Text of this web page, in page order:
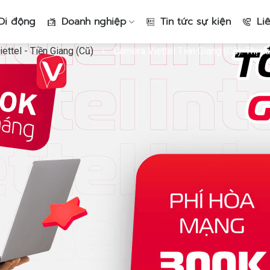
động Doanh nghiệp Tin tức sự kiện
- Tiền Giang (Cũ) › Camera Viettel Tiền Giang (Cũ): Thị